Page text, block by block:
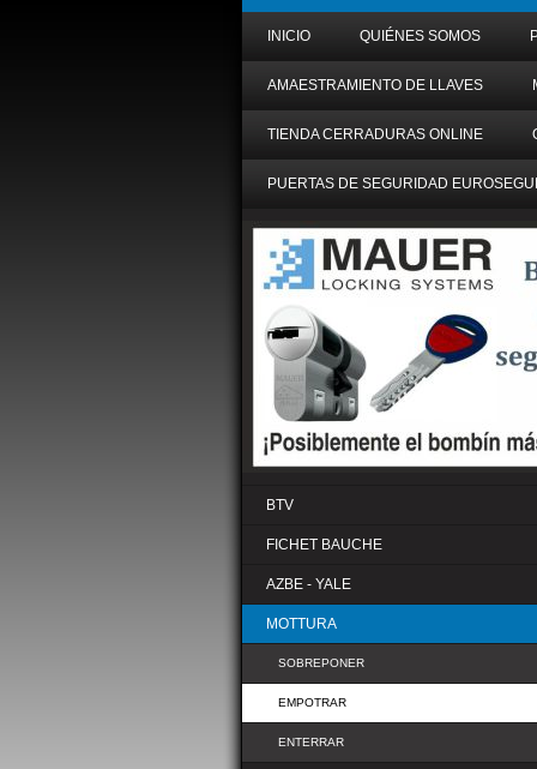
INICIO QUIÉNES SOMOS
AMAESTRAMIENTO DE LLAVES
TIENDA CERRADURAS ONLINE
PUERTAS DE SEGURIDAD
BTV
FICHET BAUCHE
AZBE - YALE
MOTTURA
SOBREPONER
EMPOTRAR
ENTERRAR